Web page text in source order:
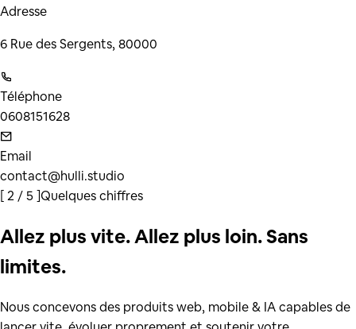
Adresse
6 Rue des Sergents, 80000
Téléphone
0608151628
Email
contact@hulli.studio
[2 / 5]Quelques chiffres
Allez plus vite. Allez plus loin. Sans
limites.
Nous concevons des produits web, mobile & IA capables de